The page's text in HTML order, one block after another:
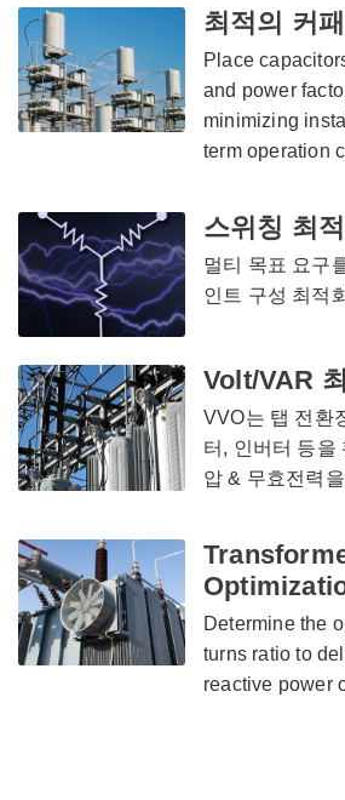
최적의 커
Place
and power
minimizing
term operation
스위칭 최
멀티 목표 요구
인트 구성 최적
Volt/VAR
VVO는 탭 전환
터, 인버터 등을
압 & 무효전력
Determine the
turns ratio to
reactive power